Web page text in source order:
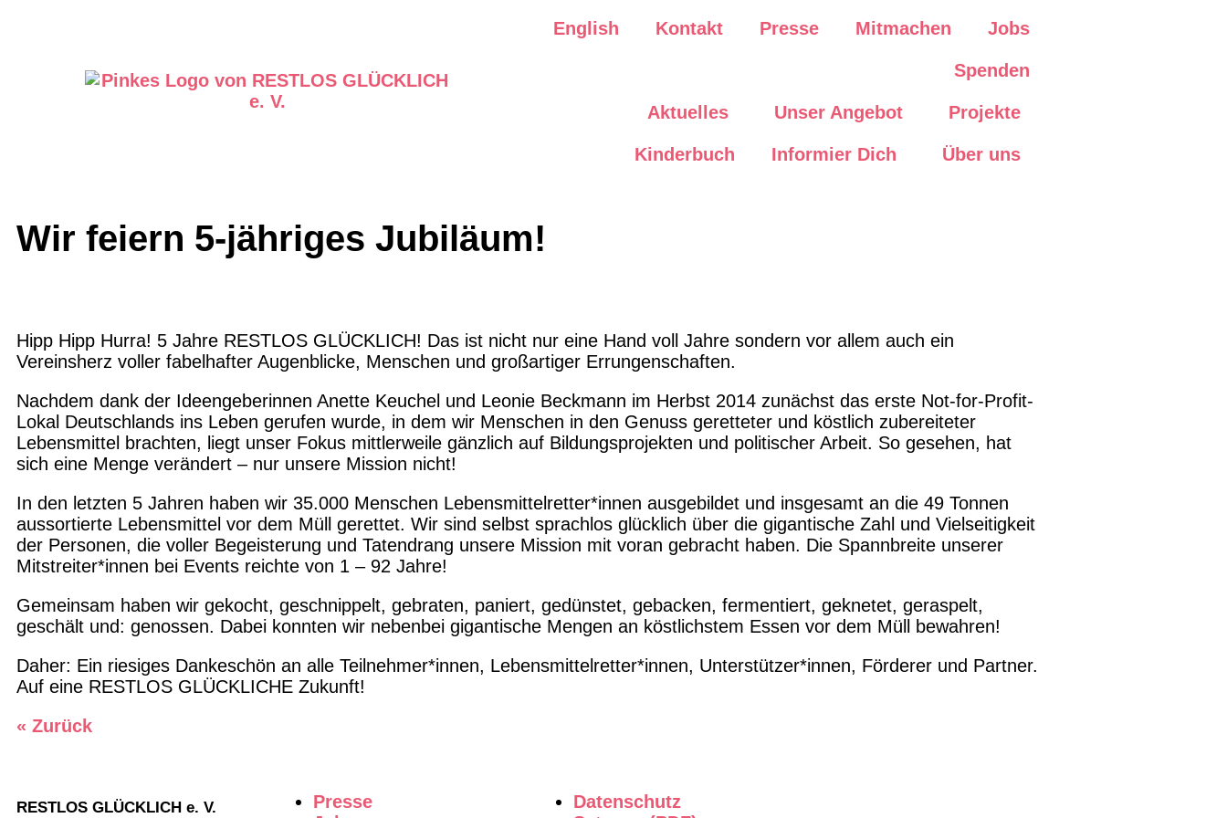
English Kontakt Presse Mitmachen Jobs
Spenden
Aktuelles Unser Angebot Projekte
Kinderbuch Informier Dich Über uns
Wir feiern 5-jähriges Jubiläum!
Hipp Hipp Hurra! 5 Jahre RESTLOS GLÜCKLICH! Das ist nicht nur eine Hand voll Jahre sondern vor allem auch ein
Vereinsherz voller fabelhafter Augenblicke, Menschen und großartiger Errungenschaften.
Nachdem dank der Ideengeberinnen Anette Keuchel und Leonie Beckmann im Herbst 2014 zunächst das erste Not-for-Profit-
Lokal Deutschlands ins Leben gerufen wurde, in dem wir Menschen in den Genuss geretteter und köstlich zubereiteter
Lebensmittel brachten, liegt unser Fokus mittlerweile gänzlich auf Bildungsprojekten und politischer Arbeit. So gesehen, hat
sich eine Menge verändert – nur unsere Mission nicht!
In den letzten 5 Jahren haben wir 35.000 Menschen Lebensmittelretter*innen ausgebildet und insgesamt an die 49 Tonnen
aussortierte Lebensmittel vor dem Müll gerettet. Wir sind selbst sprachlos glücklich über die gigantische Zahl und Vielseitigkeit
der Personen, die voller Begeisterung und Tatendrang unsere Mission mit voran gebracht haben. Die Spannbreite unserer
Mitstreiter*innen bei Events reichte von 1 – 92 Jahre!
Gemeinsam haben wir gekocht, geschnippelt, gebraten, paniert, gedünstet, gebacken, fermentiert, geknetet, geraspelt,
geschält und: genossen. Dabei konnten wir nebenbei gigantische Mengen an köstlichstem Essen vor dem Müll bewahren!
Daher: Ein riesiges Dankeschön an alle Teilnehmer*innen, Lebensmittelretter*innen, Unterstützer*innen, Förderer und Partner.
Auf eine RESTLOS GLÜCKLICHE Zukunft!
« Zurück
RESTLOS GLÜCKLICH e. V.
Presse
Datenschutz